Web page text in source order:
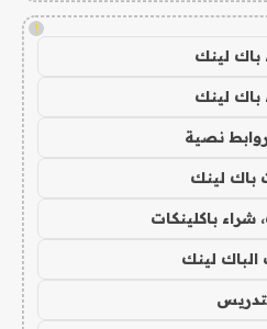
!
باك لينك
باك لينك
نصية
باك لينك
شراء باكلينكات
الباك لينك